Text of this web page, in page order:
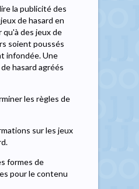
la publicité des
de hasard en
qu'à des jeux de
soient poussés
infondée. Une
hasard agréés
les règles de
sur les jeux
formes de
pour le contenu